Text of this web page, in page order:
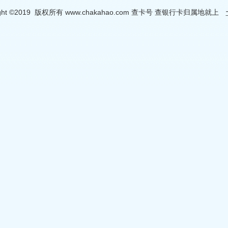
©2019 版权所有 www.chakahao.com 查卡号 查银行卡归属地就上